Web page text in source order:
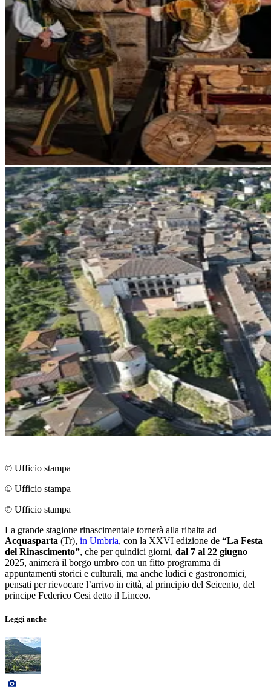
© Ufficio stampa
© Ufficio stampa
© Ufficio stampa
La grande stagione rinascimentale tornerà alla ribalta ad
Acquasparta (Tr), in Umbria, con la XXVI edizione de “La Festa
del Rinascimento”, che per quindici giorni, dal 7 al 22 giugno
2025, animerà il borgo umbro con un fitto programma di
appuntamenti storici e culturali, ma anche ludici e gastronomici,
pensati per rievocare l’arrivo in città, al principio del Seicento, del
principe Federico Cesi detto il Linceo.
Leggi anche